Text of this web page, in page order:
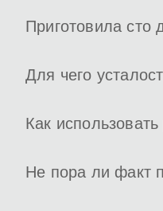
Приготовила сто
Для чего
Как использовать
Не пора ли факт